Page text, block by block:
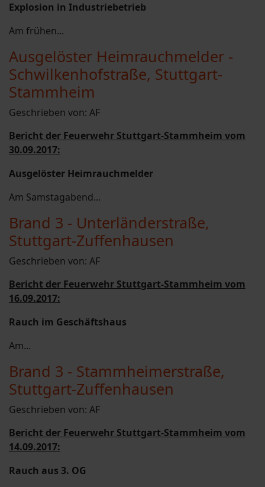
Explosion in Industriebetrieb
Am frühen...
Ausgelöster Heimrauchmelder -
Schwilkenhofstraße, Stuttgart-
Stammheim
Geschrieben von: AF
Bericht der Feuerwehr Stuttgart-Stammheim vom
30.09.2017:
Ausgelöster Heimrauchmelder
Am Samstagabend...
Brand 3 - Unterländerstraße,
Stuttgart-Zuffenhausen
Geschrieben von: AF
Bericht der Feuerwehr Stuttgart-Stammheim vom
16.09.2017:
Rauch im Geschäftshaus
Am...
Brand 3 - Stammheimerstraße,
Stuttgart-Zuffenhausen
Geschrieben von: AF
Bericht der Feuerwehr Stuttgart-Stammheim vom
14.09.2017:
Rauch aus 3. OG